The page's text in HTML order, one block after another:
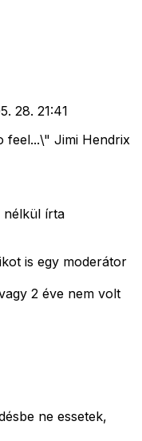
28. 21:41
feel...\" Jimi Hendrix
nélkül írta
is egy moderátor
2 éve nem volt
ne essetek,